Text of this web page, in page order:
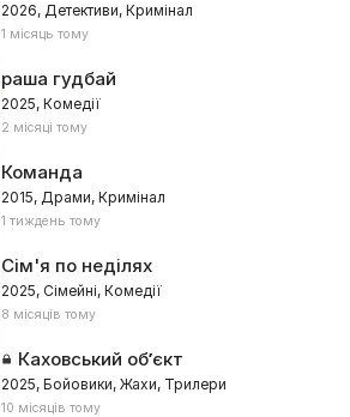
2026, Детективи, Кримінал
1 місяць тому
раша гудбай
2025, Комедії
2 місяці тому
Команда
2015, Драми, Кримінал
1 тиждень тому
Сім'я по неділях
2025, Сімейні, Комедії
8 місяців тому
Каховський об’єкт
2025, Бойовики, Жахи, Трилери
10 місяців тому